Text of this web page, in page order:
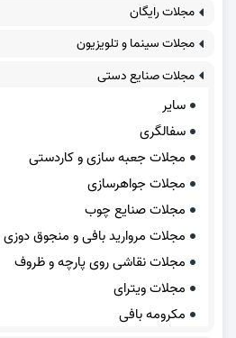
مجلات رایگان
مجلات سینما و تلویزیون
مجلات صنایع دستی
سایر
سفالگری
مجلات جعبه سازی و کاردستی
مجلات جواهرسازی
مجلات صنایع چوب
مجلات مروارید بافی و منجوق دوزی
مجلات نقاشی روی پارچه و ظروف
مجلات ویترای
مکرومه بافی